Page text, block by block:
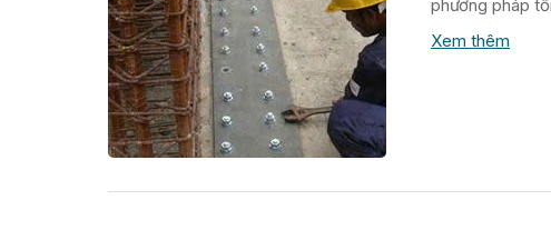
phương pháp
Xem thêm